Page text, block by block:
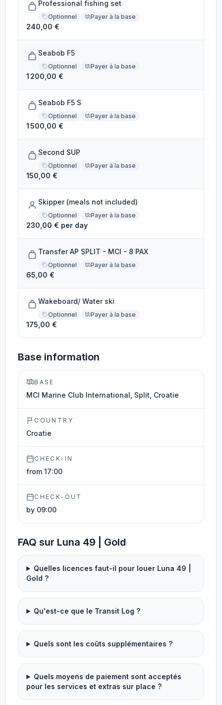
Professional fishing set
Optionnel Payer à la base
240,00 €
Seabob F5
Optionnel Payer à la base
1 200,00 €
Seabob F5 S
Optionnel Payer à la base
1 500,00 €
Second SUP
Optionnel Payer à la base
150,00 €
Skipper (meals not included)
Optionnel Payer à la base
230,00 € per day
Transfer AP SPLIT - MCI - 8 PAX
Optionnel Payer à la base
65,00 €
Wakeboard/ Water ski
Optionnel Payer à la base
175,00 €
Base information
BASE
MCI Marine Club International, Split, Croatie
COUNTRY
Croatie
CHECK-IN
from 17:00
CHECK-OUT
by 09:00
FAQ sur Luna 49 | Gold
Quelles licences faut-il pour louer Luna 49 |
Gold ?
Qu'est-ce que le Transit Log ?
Quels sont les coûts supplémentaires ?
Quels moyens de paiement sont acceptés
pour les services et extras sur place ?